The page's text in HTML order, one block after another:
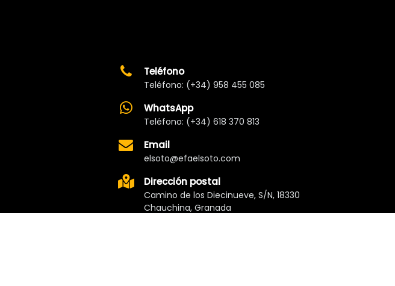
Teléfono
Teléfono: (+34) 958 455 085
WhatsApp
Teléfono: (+34) 618 370 813
Email
elsoto@efaelsoto.com
Dirección postal
Camino de los Diecinueve, S/N, 18330
Chauchina, Granada